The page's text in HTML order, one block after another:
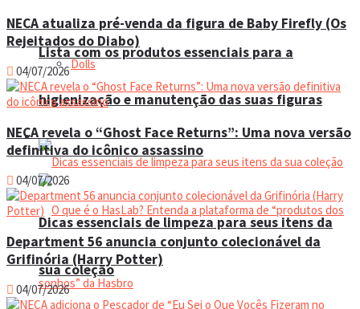
Dolls
Manual do colecionador
Lista com os produtos essenciais para a
higienização e manutenção das suas figuras
Dicas essenciais de limpeza para seus itens da
sua coleção
NECA atualiza pré-venda da figura de Baby Firefly (Os
Rejeitados do Diabo)
04/07/2026
NECA revela o “Ghost Face Returns”: Uma nova versão
definitiva do icônico assassino
04/07/2026
Department 56 anuncia conjunto colecionável da
Grifinória (Harry Potter)
04/07/2026